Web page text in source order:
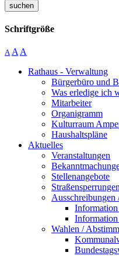
suchen
Schriftgröße
A A A
Rathaus - Verwaltung
Bürgerbüro und
Was erledige ich
Mitarbeiter
Organigramm
Kulturraum
Haushaltspläne
Aktuelles
Veranstaltungen
Stellenangebote
Ausschreibungen
Information
Information
Wahlen /